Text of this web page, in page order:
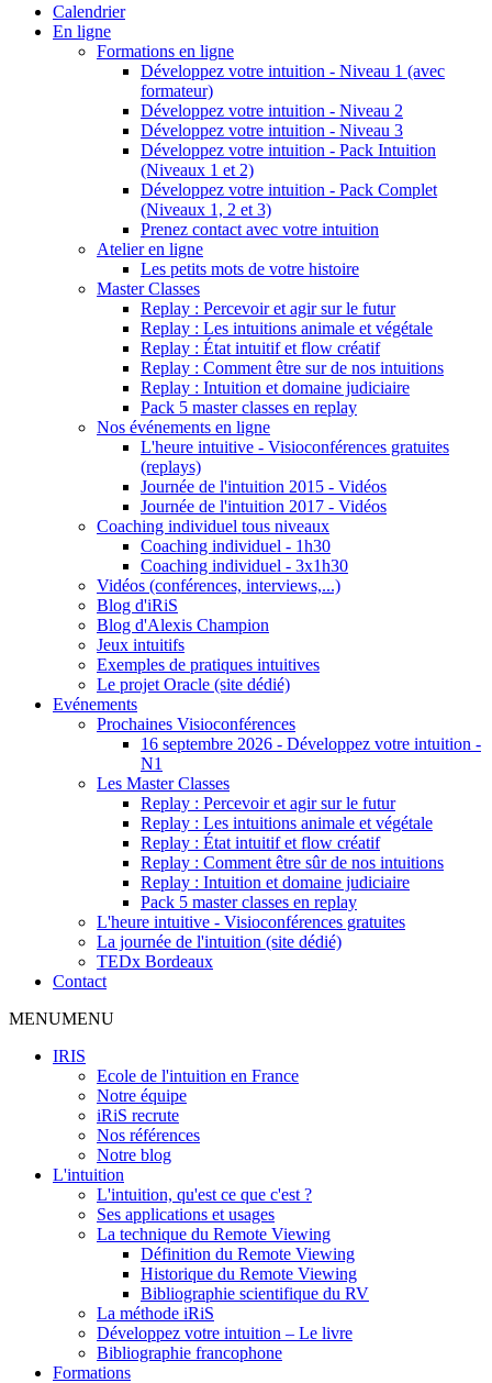
Calendrier
En ligne
Formations en ligne
Développez votre intuition - Niveau 1 (avec
formateur)
Développez votre intuition - Niveau 2
Développez votre intuition - Niveau 3
Développez votre intuition - Pack Intuition
(Niveaux 1 et 2)
Développez votre intuition - Pack Complet
(Niveaux 1, 2 et 3)
Prenez contact avec votre intuition
Atelier en ligne
Les petits mots de votre histoire
Master Classes
Replay : Percevoir et agir sur le futur
Replay : Les intuitions animale et végétale
Replay : État intuitif et flow créatif
Replay : Comment être sur de nos intuitions
Replay : Intuition et domaine judiciaire
Pack 5 master classes en replay
Nos événements en ligne
L'heure intuitive - Visioconférences gratuites
(replays)
Journée de l'intuition 2015 - Vidéos
Journée de l'intuition 2017 - Vidéos
Coaching individuel tous niveaux
Coaching individuel - 1h30
Coaching individuel - 3x1h30
Vidéos (conférences, interviews,...)
Blog d'iRiS
Blog d'Alexis Champion
Jeux intuitifs
Exemples de pratiques intuitives
Le projet Oracle (site dédié)
Evénements
Prochaines Visioconférences
16 septembre 2026 - Développez votre intuition -
N1
Les Master Classes
Replay : Percevoir et agir sur le futur
Replay : Les intuitions animale et végétale
Replay : État intuitif et flow créatif
Replay : Comment être sûr de nos intuitions
Replay : Intuition et domaine judiciaire
Pack 5 master classes en replay
L'heure intuitive - Visioconférences gratuites
La journée de l'intuition (site dédié)
TEDx Bordeaux
Contact
MENUMENU
IRIS
Ecole de l'intuition en France
Notre équipe
iRiS recrute
Nos références
Notre blog
L'intuition
L'intuition, qu'est ce que c'est ?
Ses applications et usages
La technique du Remote Viewing
Définition du Remote Viewing
Historique du Remote Viewing
Bibliographie scientifique du RV
La méthode iRiS
Développez votre intuition – Le livre
Bibliographie francophone
Formations